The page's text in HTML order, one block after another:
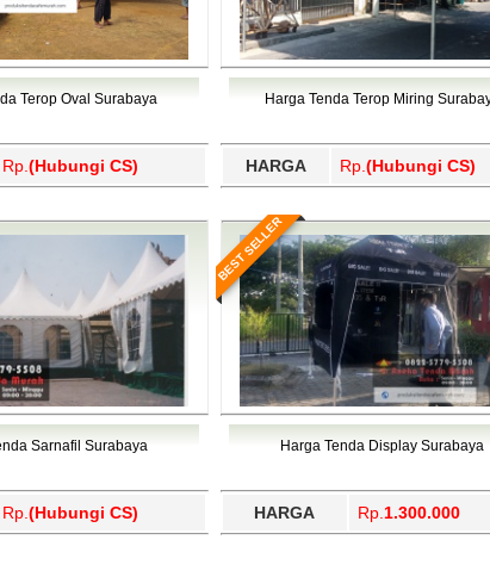
Terop Oval Surabaya
Rp. (Hubungi CS)
Harga Tenda Terop Miring
HARGA Rp. (Hubungi CS)
Sarnafil Surabaya
Rp. (Hubungi CS)
BEST SELLER
Harga Tenda Display Surabaya
HARGA Rp. 1.300.000